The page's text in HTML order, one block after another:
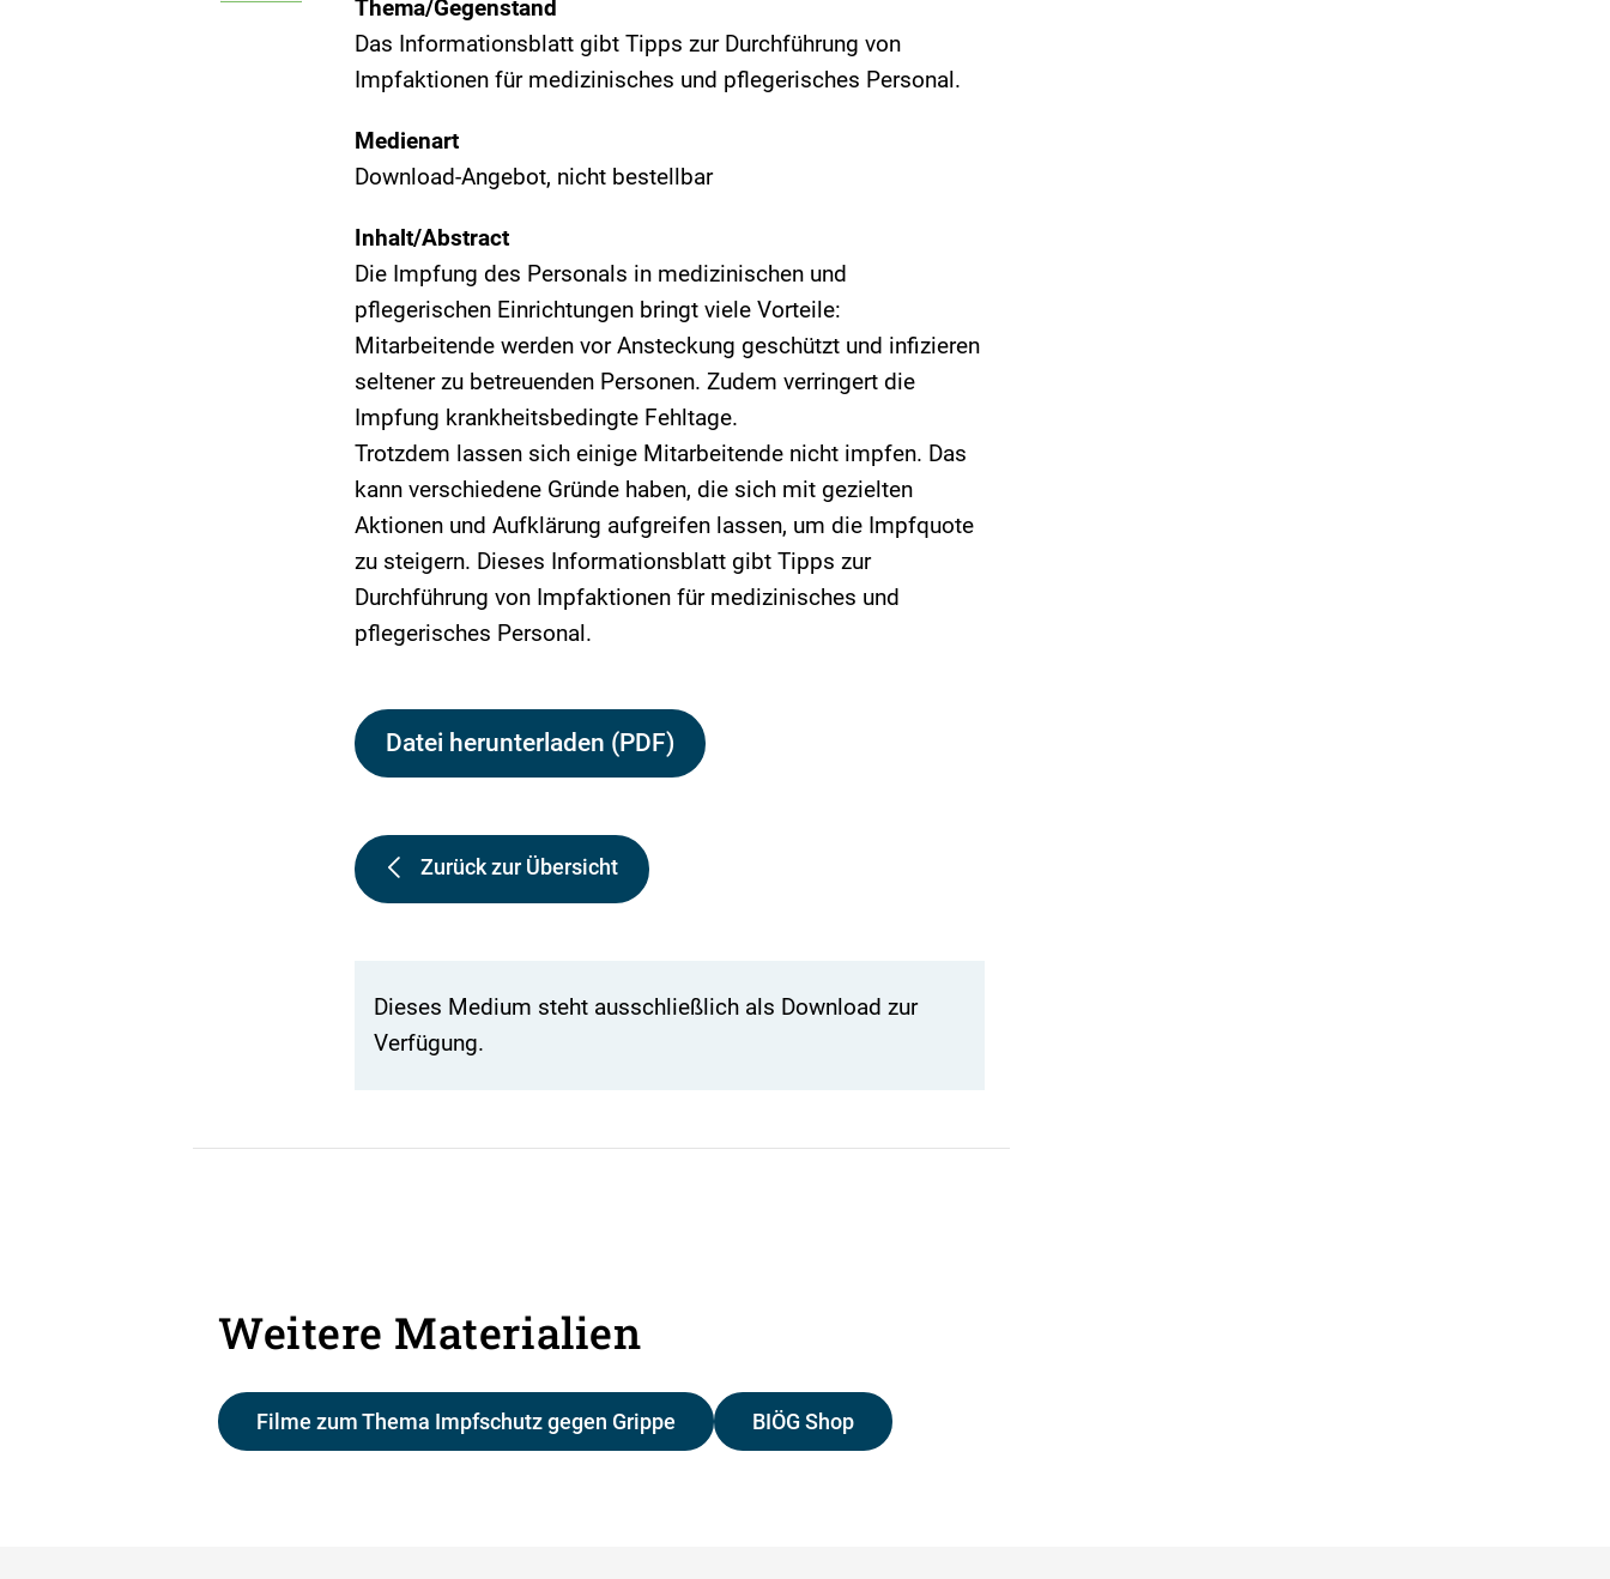
Thema/Gegenstand
Das Informationsblatt gibt Tipps zur Durchführung von
Impfaktionen für medizinisches und pflegerisches Personal.
Medienart
Download-Angebot, nicht bestellbar
Inhalt/Abstract
Die Impfung des Personals in medizinischen und
pflegerischen Einrichtungen bringt viele Vorteile:
Mitarbeitende werden vor Ansteckung geschützt und infizieren
seltener zu betreuenden Personen. Zudem verringert die
Impfung krankheitsbedingte Fehltage.
Trotzdem lassen sich einige Mitarbeitende nicht impfen. Das
kann verschiedene Gründe haben, die sich mit gezielten
Aktionen und Aufklärung aufgreifen lassen, um die Impfquote
zu steigern. Dieses Informationsblatt gibt Tipps zur
Durchführung von Impfaktionen für medizinisches und
pflegerisches Personal.
Datei herunterladen (PDF)
Zurück zur Übersicht
Dieses Medium steht ausschließlich als Download zur
Verfügung.
Weitere Materialien
Filme zum Thema Impfschutz gegen Grippe BIÖG Shop